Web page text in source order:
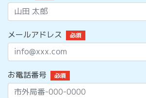
メールアドレス 必須
お電話番号 必須